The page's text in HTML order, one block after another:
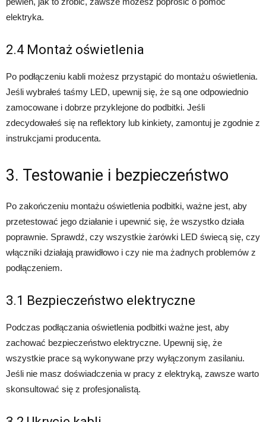
elektryka.
2.4 Montaż oświetlenia
Po podłączeniu kabli możesz przystąpić do montażu oświetlenia.
Jeśli wybrałeś taśmy LED, upewnij się, że są one odpowiednio
zamocowane i dobrze przyklejone do podbitki. Jeśli
zdecydowałeś się na reflektory lub kinkiety, zamontuj je zgodnie z
instrukcjami producenta.
3. Testowanie i bezpieczeństwo
Po zakończeniu montażu oświetlenia podbitki, ważne jest, aby
przetestować jego działanie i upewnić się, że wszystko działa
poprawnie. Sprawdź, czy wszystkie żarówki LED świecą się, czy
włączniki działają prawidłowo i czy nie ma żadnych problemów z
podłączeniem.
3.1 Bezpieczeństwo elektryczne
Podczas podłączania oświetlenia podbitki ważne jest, aby
zachować bezpieczeństwo elektryczne. Upewnij się, że
wszystkie prace są wykonywane przy wyłączonym zasilaniu.
Jeśli nie masz doświadczenia w pracy z elektryką, zawsze warto
skonsultować się z profesjonalistą.